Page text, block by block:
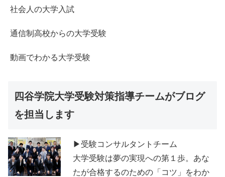
社会人の大学入試
通信制高校からの大学受験
動画でわかる大学受験
四谷学院大学受験対策指導チームがブログ
を担当します
▶受験コンサルタントチーム
大学受験は夢の実現への第１歩。あな
たが合格するのための「コツ」をわか